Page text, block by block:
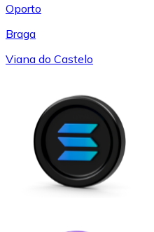
Oporto
Braga
Viana do Castelo